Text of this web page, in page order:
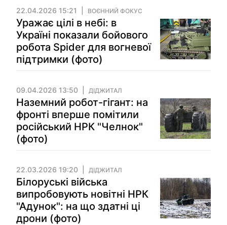
22.04.2026 15:21 ВОЄННИЙ ФОКУС
Уражає цілі в небі: в
Україні показали бойового
робота Spider для вогневої
підтримки (фото)
09.04.2026 13:50 ДІДЖИТАЛ
Наземний робот-гігант: на
фронті вперше помітили
російський НРК "Челнок"
(фото)
22.03.2026 19:20 ДІДЖИТАЛ
Білоруські війська
випробовують новітні НРК
"Адунок": на що здатні ці
дрони (фото)